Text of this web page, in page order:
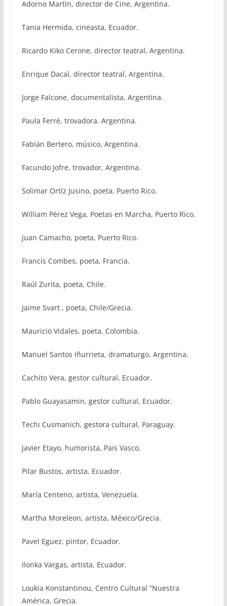
Adorno Martín, director de Cine, Argentina.
Tania Hermida, cineasta, Ecuador.
Ricardo Kiko Cerone, director teatral, Argentina.
Enrique Dacal, director teatral, Argentina.
Jorge Falcone, documentalista, Argentina.
Paula Ferré, trovadora. Argentina.
Fabián Bertero, músico, Argentina.
Facundo Jofre, trovador, Argentina.
Solimar Ortíz Jusino, poeta, Puerto Rico.
William Pérez Vega, Poetas en Marcha, Puerto Rico.
Juan Camacho, poeta, Puerto Rico.
Francis Combes, poeta, Francia.
Raúl Zurita, poeta, Chile.
Jaime Svart , poeta, Chile/Grecia.
Mauricio Vidales, poeta, Colombia.
Manuel Santos Iñurrieta, dramaturgo, Argentina.
Cachito Vera, gestor cultural, Ecuador.
Pablo Guayasamin, gestor cultural, Ecuador.
Techi Cusmanich, gestora cultural, Paraguay.
Javier Etayo, humorista, Pais Vasco.
Pilar Bustos, artista, Ecuador.
María Centeno, artista, Venezuela.
Martha Moreleon, artista, México/Grecia.
Pavel Eguez, pintor, Ecuador.
Ilonka Vargas, artista, Ecuador.
Loukia Konstantinou, Centro Cultural “Nuestra
América, Grecia.